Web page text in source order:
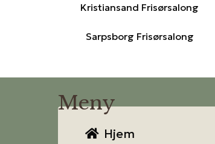
Kristiansand Frisørsalong
Sarpsborg Frisørsalong
Meny
Hjem